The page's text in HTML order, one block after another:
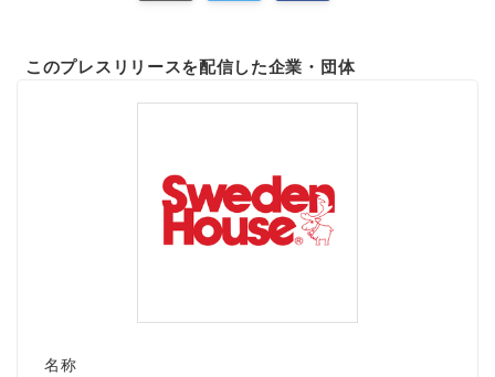
このプレスリリースを配信した企業・団体
名称
Japanese